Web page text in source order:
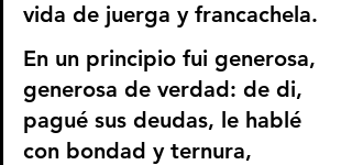
vida de juerga y francachela.
En un principio fui generosa,
generosa de verdad: de di,
pagué sus deudas, le hablé
con bondad y ternura,